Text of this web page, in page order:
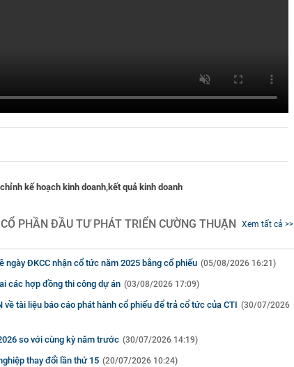
kế hoạch kinh doanh,kết quả kinh doanh
PHẦN ĐẦU TƯ PHÁT TRIỂN CƯỜNG THUẬN Xem tất cả >>
ngày ĐKCC nhận cổ tức năm 2025 bằng cổ phiếu (05/08/2026 16:21)
các hợp đồng thi công dự án (03/08/2026 17:09)
về tài liệu báo cáo phát hành cổ phiếu để trả cổ tức của CTI (30/07/2026
so với cùng kỳ năm trước (30/07/2026 14:19)
thay đổi lần thứ 15 (20/07/2026 10:24)